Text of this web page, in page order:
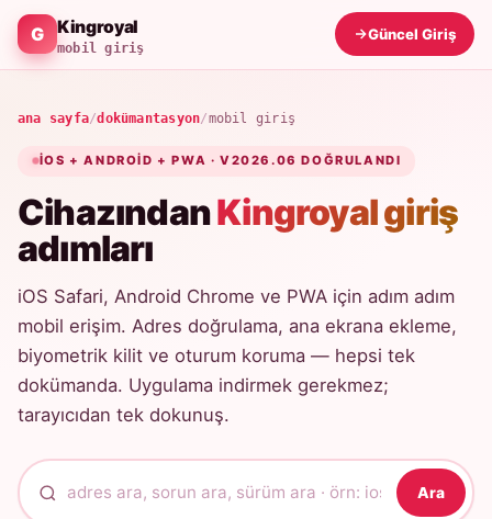
Kingroyal
mobil giriş
Güncel Giriş
ana sayfa/dokümantasyon/mobil giriş
IOS + ANDROID + PWA · V2026.06 DOĞRULANDI
CihazındanKingroyal giriş
adımları
iOS Safari, Android Chrome ve PWA için adım adım
mobil erişim. Adres doğrulama, ana ekrana ekleme,
biyometrik kilit ve oturum koruma — hepsi tek
dokümanda. Uygulama indirmek gerekmez;
tarayıcıdan tek dokunuş.
Ara